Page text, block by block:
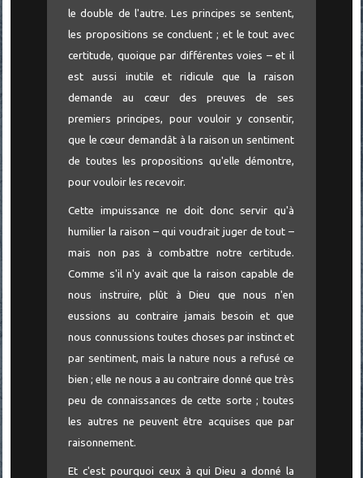
le double de l'autre. Les principes se sentent,
les propositions se concluent ; et le tout avec
certitude, quoique par différentes voies – et il
est aussi inutile et ridicule que la raison
demande au cœur des preuves de ses
premiers principes, pour vouloir y consentir,
que le cœur demandât à la raison un sentiment
de toutes les propositions qu'elle démontre,
pour vouloir les recevoir.
Cette impuissance ne doit donc servir qu'à
humilier la raison – qui voudrait juger de tout –
mais non pas à combattre notre certitude.
Comme s'il n'y avait que la raison capable de
nous instruire, plût à Dieu que nous n'en
eussions au contraire jamais besoin et que
nous connussions toutes choses par instinct et
par sentiment, mais la nature nous a refusé ce
bien ; elle ne nous a au contraire donné que très
peu de connaissances de cette sorte ; toutes
les autres ne peuvent être acquises que par
raisonnement.
Et c'est pourquoi ceux à qui Dieu a donné la